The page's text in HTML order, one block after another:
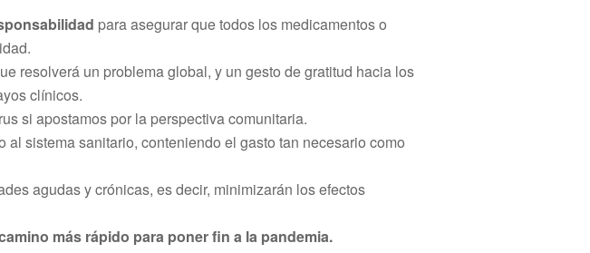
para asegurar que todos los medicamentos o
resolverá un problema global, y un gesto de gratitud hacia los
clínicos.
si apostamos por la perspectiva comunitaria.
al sistema sanitario, conteniendo el gasto tan necesario como
agudas y crónicas, es decir, minimizarán los efectos
más rápido para poner fin a la pandemia.